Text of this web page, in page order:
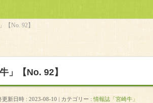
【No. 92】
」【No. 92】
更新日時 : 2023-08-10 カテゴリー :情報誌「宮崎牛」